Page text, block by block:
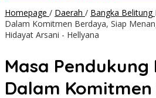
Homepage / Daerah / Bangka Belitung
Dalam Komitmen Berdaya, Siap
Hidayat Arsani - Hellyana
Masa
Dalam